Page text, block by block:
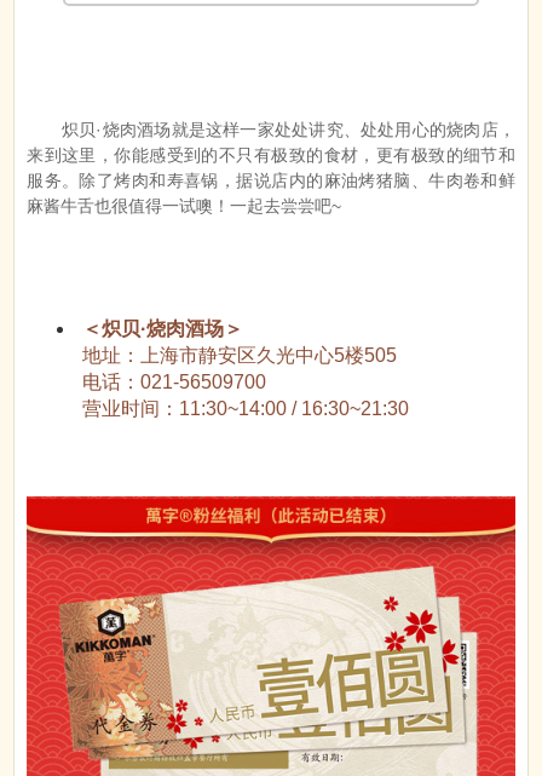
炽贝·烧肉酒场就是这样一家处处讲究、处处用心的烧肉店，
来到这里，你能感受到的不只有极致的食材，更有极致的细节和
服务。除了烤肉和寿喜锅，据说店内的麻油烤猪脑、牛肉卷和鲜
麻酱牛舌也很值得一试噢！一起去尝尝吧~
＜炽贝·烧肉酒场＞
地址：上海市静安区久光中心5楼505
电话：021-56509700
营业时间：11:30~14:00 / 16:30~21:30